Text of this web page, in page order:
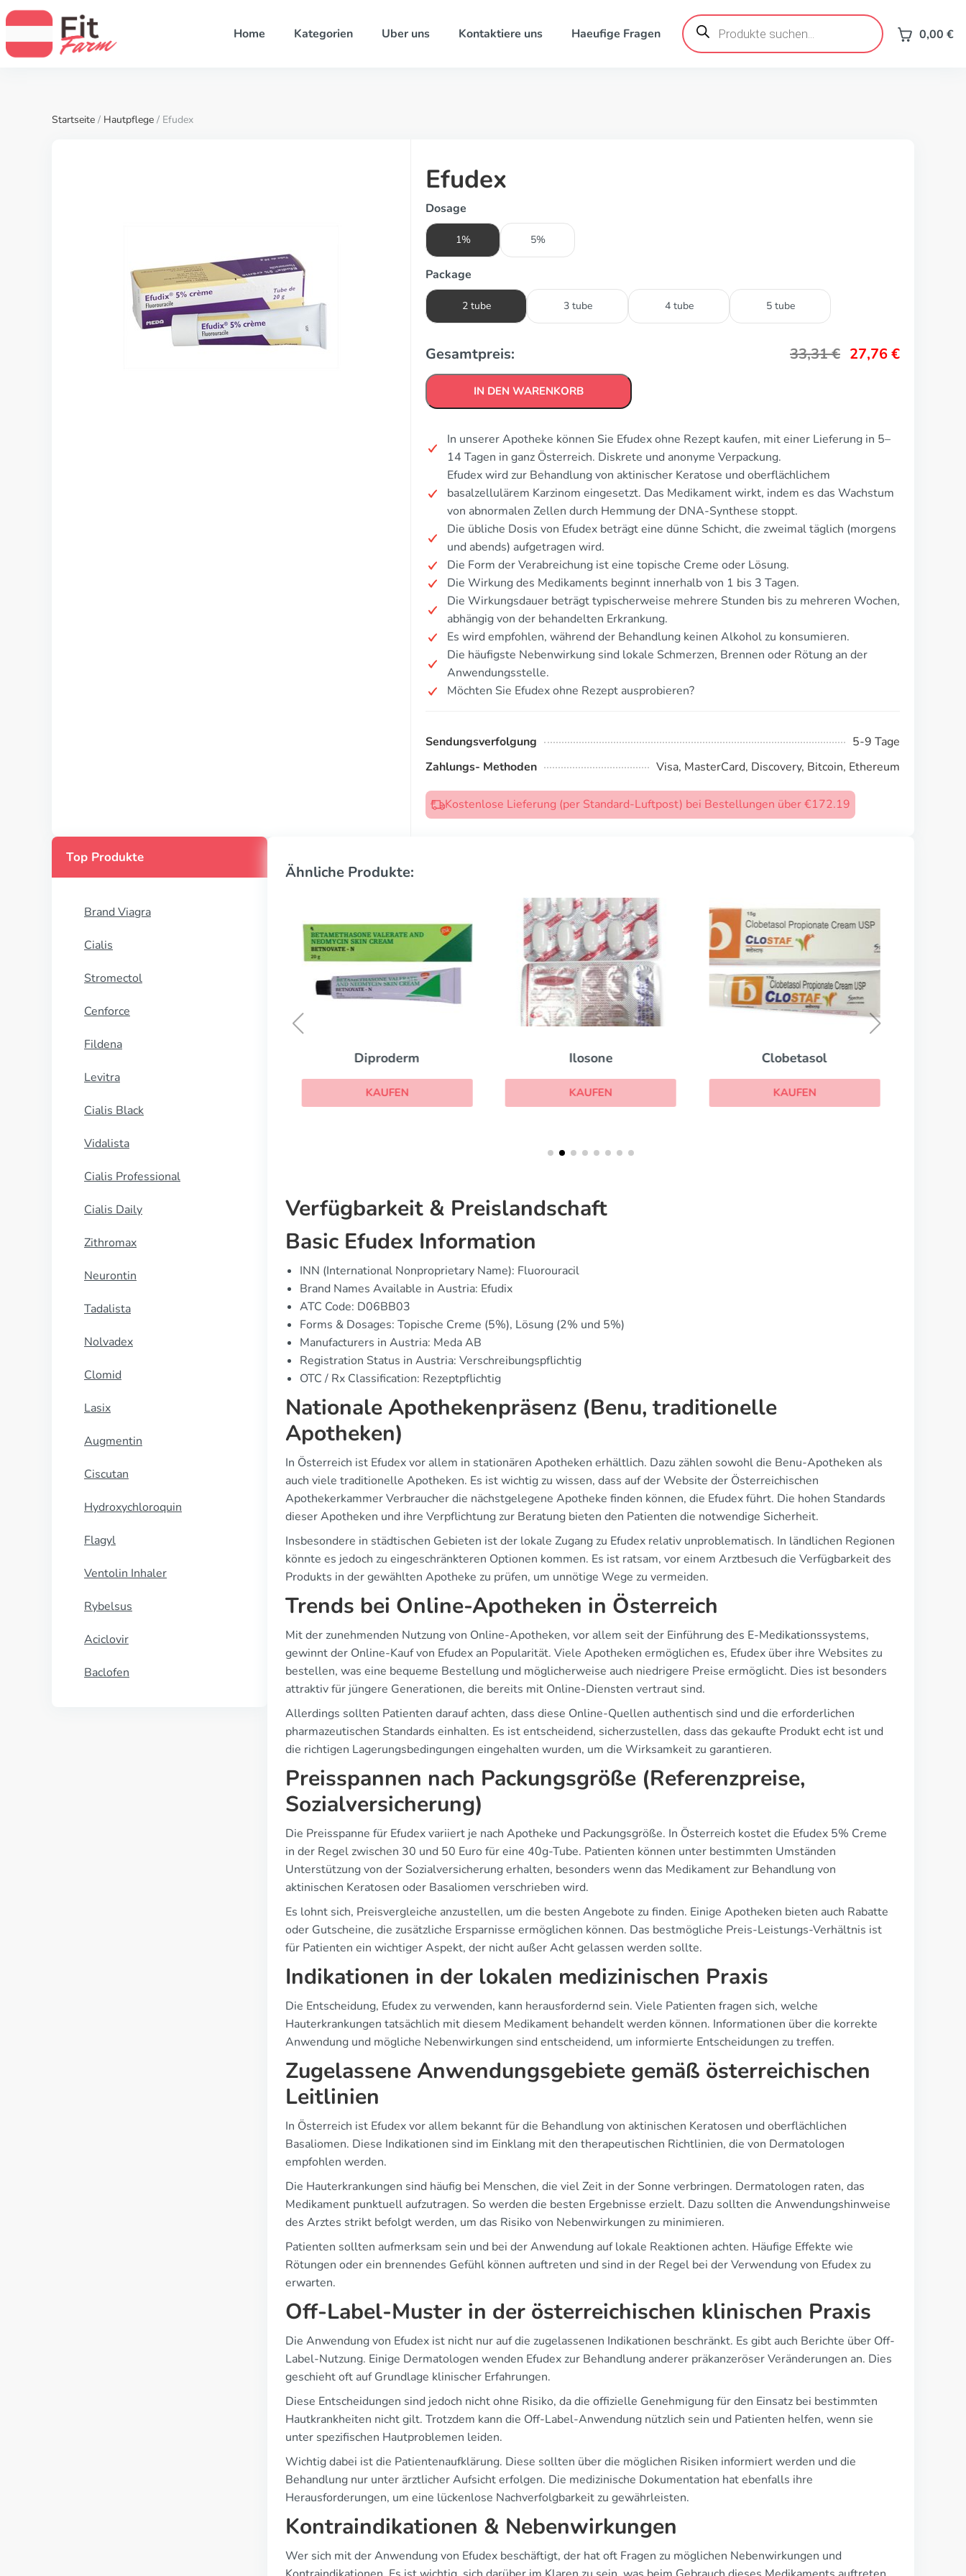
Home Kategorien Uber uns Kontaktiere uns Haeufige Fragen
Products
search 0,00 €
Startseite / Hautpflege / Efudex
Efudex
Dosage
1% 5%
Package
2 tube 3 tube 4 tube 5 tube
Gesamtpreis: 33,31€ 27,76€
IN DEN WARENKORB
In unserer Apotheke können Sie Efudex ohne Rezept kaufen, mit einer Lieferung in 5–
14 Tagen in ganz Österreich. Diskrete und anonyme Verpackung.
Efudex wird zur Behandlung von aktinischer Keratose und oberflächlichem
basalzellulärem Karzinom eingesetzt. Das Medikament wirkt, indem es das Wachstum
von abnormalen Zellen durch Hemmung der DNA-Synthese stoppt.
Die übliche Dosis von Efudex beträgt eine dünne Schicht, die zweimal täglich (morgens
und abends) aufgetragen wird.
Die Form der Verabreichung ist eine topische Creme oder Lösung.
Die Wirkung des Medikaments beginnt innerhalb von 1 bis 3 Tagen.
Die Wirkungsdauer beträgt typischerweise mehrere Stunden bis zu mehreren Wochen,
abhängig von der behandelten Erkrankung.
Es wird empfohlen, während der Behandlung keinen Alkohol zu konsumieren.
Die häufigste Nebenwirkung sind lokale Schmerzen, Brennen oder Rötung an der
Anwendungsstelle.
Möchten Sie Efudex ohne Rezept ausprobieren?
Sendungsverfolgung
5-9 Tage
Zahlungs- Methoden
Visa, MasterCard, Discovery, Bitcoin, Ethereum
Kostenlose Lieferung (per Standard-Luftpost) bei Bestellungen über €172.19
Top Produkte
Brand Viagra
Cialis
Stromectol
Cenforce
Fildena
Levitra
Cialis Black
Vidalista
Cialis Professional
Cialis Daily
Zithromax
Neurontin
Tadalista
Nolvadex
Clomid
Lasix
Augmentin
Ciscutan
Hydroxychloroquin
Flagyl
Ventolin Inhaler
Rybelsus
Aciclovir
Baclofen
Ähnliche Produkte:
Diproderm
KAUFEN
Ilosone
KAUFEN
Clobetasol
KAUFEN
Verfügbarkeit & Preislandschaft
Basic Efudex Information
INN (International Nonproprietary Name): Fluorouracil
Brand Names Available in Austria: Efudix
ATC Code: D06BB03
Forms & Dosages: Topische Creme (5%), Lösung (2% und 5%)
Manufacturers in Austria: Meda AB
Registration Status in Austria: Verschreibungspflichtig
OTC / Rx Classification: Rezeptpflichtig
Nationale Apothekenpräsenz (Benu, traditionelle
Apotheken)
In Österreich ist Efudex vor allem in stationären Apotheken erhältlich. Dazu zählen sowohl die Benu-Apotheken als
auch viele traditionelle Apotheken. Es ist wichtig zu wissen, dass auf der Website der Österreichischen
Apothekerkammer Verbraucher die nächstgelegene Apotheke finden können, die Efudex führt. Die hohen Standards
dieser Apotheken und ihre Verpflichtung zur Beratung bieten den Patienten die notwendige Sicherheit.
Insbesondere in städtischen Gebieten ist der lokale Zugang zu Efudex relativ unproblematisch. In ländlichen Regionen
könnte es jedoch zu eingeschränkteren Optionen kommen. Es ist ratsam, vor einem Arztbesuch die Verfügbarkeit des
Produkts in der gewählten Apotheke zu prüfen, um unnötige Wege zu vermeiden.
Trends bei Online-Apotheken in Österreich
Mit der zunehmenden Nutzung von Online-Apotheken, vor allem seit der Einführung des E-Medikationssystems,
gewinnt der Online-Kauf von Efudex an Popularität. Viele Apotheken ermöglichen es, Efudex über ihre Websites zu
bestellen, was eine bequeme Bestellung und möglicherweise auch niedrigere Preise ermöglicht. Dies ist besonders
attraktiv für jüngere Generationen, die bereits mit Online-Diensten vertraut sind.
Allerdings sollten Patienten darauf achten, dass diese Online-Quellen authentisch sind und die erforderlichen
pharmazeutischen Standards einhalten. Es ist entscheidend, sicherzustellen, dass das gekaufte Produkt echt ist und
die richtigen Lagerungsbedingungen eingehalten wurden, um die Wirksamkeit zu garantieren.
Preisspannen nach Packungsgröße (Referenzpreise,
Sozialversicherung)
Die Preisspanne für Efudex variiert je nach Apotheke und Packungsgröße. In Österreich kostet die Efudex 5% Creme
in der Regel zwischen 30 und 50 Euro für eine 40g-Tube. Patienten können unter bestimmten Umständen
Unterstützung von der Sozialversicherung erhalten, besonders wenn das Medikament zur Behandlung von
aktinischen Keratosen oder Basaliomen verschrieben wird.
Es lohnt sich, Preisvergleiche anzustellen, um die besten Angebote zu finden. Einige Apotheken bieten auch Rabatte
oder Gutscheine, die zusätzliche Ersparnisse ermöglichen können. Das bestmögliche Preis-Leistungs-Verhältnis ist
für Patienten ein wichtiger Aspekt, der nicht außer Acht gelassen werden sollte.
Indikationen in der lokalen medizinischen Praxis
Die Entscheidung, Efudex zu verwenden, kann herausfordernd sein. Viele Patienten fragen sich, welche
Hauterkrankungen tatsächlich mit diesem Medikament behandelt werden können. Informationen über die korrekte
Anwendung und mögliche Nebenwirkungen sind entscheidend, um informierte Entscheidungen zu treffen.
Zugelassene Anwendungsgebiete gemäß österreichischen
Leitlinien
In Österreich ist Efudex vor allem bekannt für die Behandlung von aktinischen Keratosen und oberflächlichen
Basaliomen. Diese Indikationen sind im Einklang mit den therapeutischen Richtlinien, die von Dermatologen
empfohlen werden.
Die Hauterkrankungen sind häufig bei Menschen, die viel Zeit in der Sonne verbringen. Dermatologen raten, das
Medikament punktuell aufzutragen. So werden die besten Ergebnisse erzielt. Dazu sollten die Anwendungshinweise
des Arztes strikt befolgt werden, um das Risiko von Nebenwirkungen zu minimieren.
Patienten sollten aufmerksam sein und bei der Anwendung auf lokale Reaktionen achten. Häufige Effekte wie
Rötungen oder ein brennendes Gefühl können auftreten und sind in der Regel bei der Verwendung von Efudex zu
erwarten.
Off-Label-Muster in der österreichischen klinischen Praxis
Die Anwendung von Efudex ist nicht nur auf die zugelassenen Indikationen beschränkt. Es gibt auch Berichte über Off-
Label-Nutzung. Einige Dermatologen wenden Efudex zur Behandlung anderer präkanzeröser Veränderungen an. Dies
geschieht oft auf Grundlage klinischer Erfahrungen.
Diese Entscheidungen sind jedoch nicht ohne Risiko, da die offizielle Genehmigung für den Einsatz bei bestimmten
Hautkrankheiten nicht gilt. Trotzdem kann die Off-Label-Anwendung nützlich sein und Patienten helfen, wenn sie
unter spezifischen Hautproblemen leiden.
Wichtig dabei ist die Patientenaufklärung. Diese sollten über die möglichen Risiken informiert werden und die
Behandlung nur unter ärztlicher Aufsicht erfolgen. Die medizinische Dokumentation hat ebenfalls ihre
Herausforderungen, um eine lückenlose Nachverfolgbarkeit zu gewährleisten.
Kontraindikationen & Nebenwirkungen
Wer sich mit der Anwendung von Efudex beschäftigt, der hat oft Fragen zu möglichen Nebenwirkungen und